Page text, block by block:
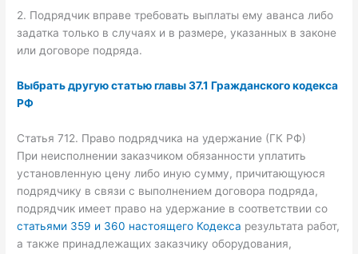
2. Подрядчик вправе требовать выплаты ему аванса либо
задатка только в случаях и в размере, указанных в законе
или договоре подряда.
Выбрать другую статью главы 37.1 Гражданского кодекса
РФ
Статья 712. Право подрядчика на удержание (ГК РФ)
При неисполнении заказчиком обязанности уплатить
установленную цену либо иную сумму, причитающуюся
подрядчику в связи с выполнением договора подряда,
подрядчик имеет право на удержание в соответствии со
статьями 359 и 360 настоящего Кодекса результата работ,
а также принадлежащих заказчику оборудования,